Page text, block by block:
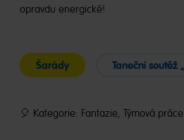
opravdu energické!
Šarády Taneční soutěž
🎈 Kategorie: Fantazie, Týmová práce